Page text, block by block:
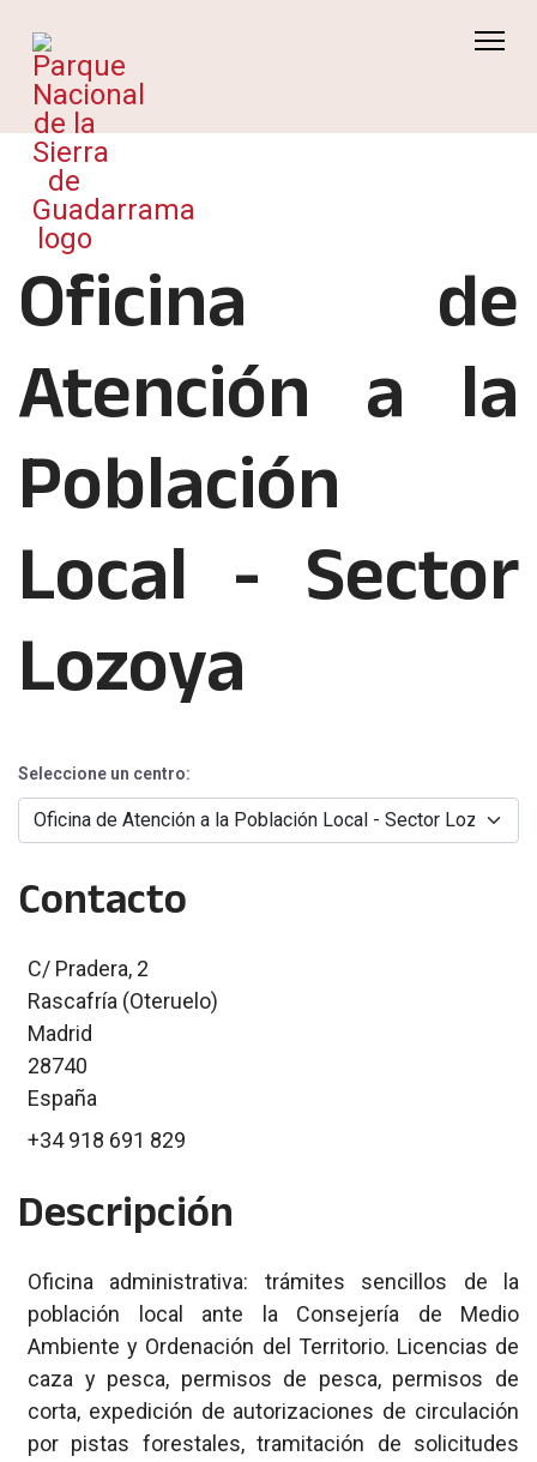
Oficina de
Atención a la
Población
Local - Sector
Lozoya
Seleccione un centro:
Contacto
C/ Pradera, 2
Rascafría (Oteruelo)
Madrid
28740
España
+34 918 691 829
Descripción
Oficina administrativa: trámites sencillos de la
población local ante la Consejería de Medio
Ambiente y Ordenación del Territorio. Licencias de
caza y pesca, permisos de pesca, permisos de
corta, expedición de autorizaciones de circulación
por pistas forestales, tramitación de solicitudes